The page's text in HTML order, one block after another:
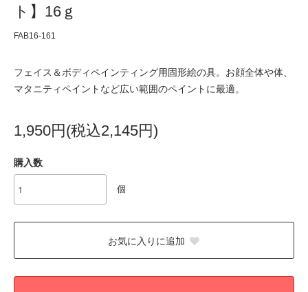
ト】16ｇ
FAB16-161
フェイス＆ボディペインティング用固形絵の具。お顔全体や体、
マタニティペイントなど広い範囲のペイントに最適。
1,950円(税込2,145円)
購入数
個
お気に入りに追加